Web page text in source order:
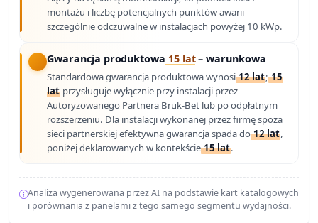
montażu i liczbę potencjalnych punktów awarii –
szczególnie odczuwalne w instalacjach powyżej 10 kWp.
Gwarancja produktowa 15 lat– warunkowa
Standardowa gwarancja produktowa wynosi12 lat;15
lat przysługuje wyłącznie przy instalacji przez
Autoryzowanego Partnera Bruk-Bet lub po odpłatnym
rozszerzeniu. Dla instalacji wykonanej przez firmę spoza
sieci partnerskiej efektywna gwarancja spada do12 lat,
poniżej deklarowanych w kontekście15 lat.
Analiza wygenerowana przez AI na podstawie kart katalogowych
i porównania z panelami z tego samego segmentu wydajności.